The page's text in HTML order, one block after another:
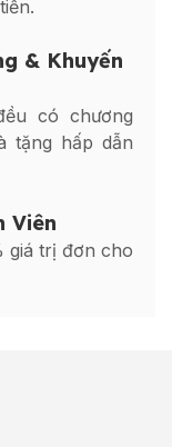
& Khuyến
có chương
tặng hấp dẫn
Viên
giá trị đơn cho